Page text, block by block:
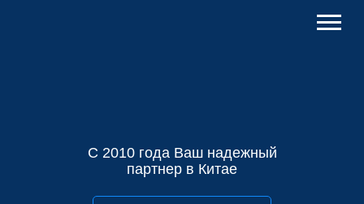
С 2010 года Ваш надежный
партнер в Китае